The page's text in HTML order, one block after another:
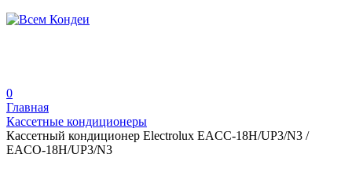
0
Главная
Кассетные кондиционеры
Кассетный кондиционер Electrolux EACC-18H/UP3/N3 /
EACO-18H/UP3/N3